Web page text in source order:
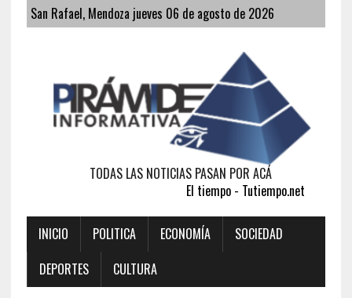
San Rafael, Mendoza jueves 06 de agosto de 2026
TODAS LAS NOTICIAS PASAN POR ACÁ
El tiempo - Tutiempo.net
INICIO POLITICA ECONOMÍA
SOCIEDAD
DEPORTES
CULTURA